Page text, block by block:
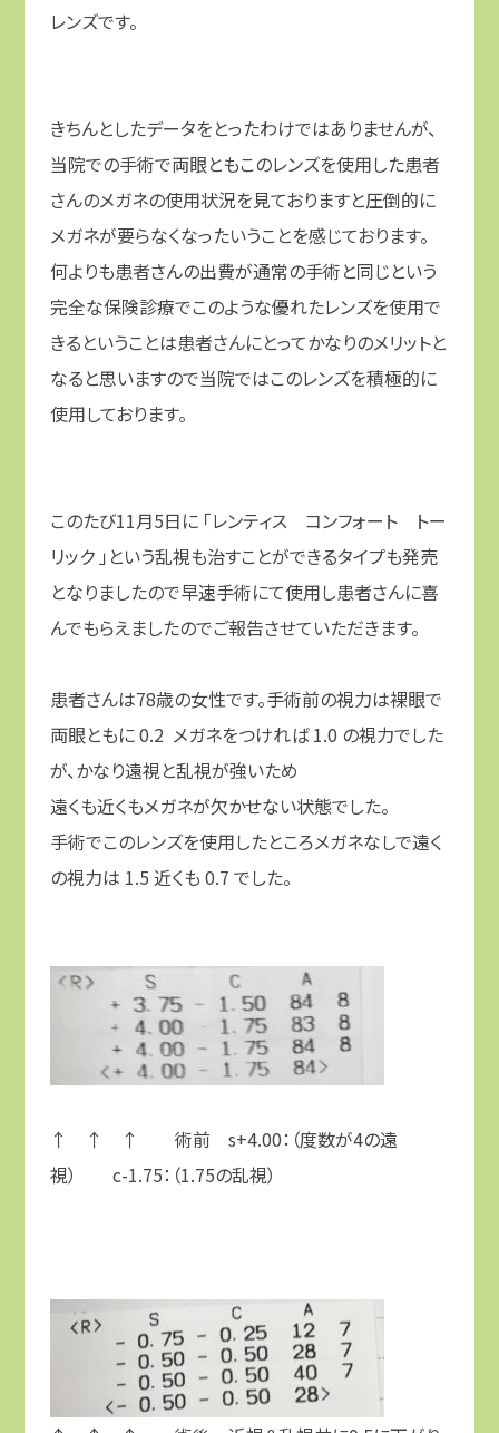
レンズです。
きちんとしたデータをとったわけではありませんが、
当院での手術で両眼ともこのレンズを使用した患者
さんのメガネの使用状況を見ておりますと圧倒的に
メガネが要らなくなったいうことを感じております。
何よりも患者さんの出費が通常の手術と同じという
完全な保険診療でこのような優れたレンズを使用で
きるということは患者さんにとってかなりのメリットと
なると思いますので当院ではこのレンズを積極的に
使用しております。
このたび11月5日に 「レンティス コンフォート トー
リック 」という乱視も治すことができるタイプも発売
となりましたので早速手術にて使用し患者さんに喜
んでもらえましたのでご報告させていただきます。
患者さんは78歳の女性です。手術前の視力は裸眼で
両眼ともに0.2 メガネをつければ1.0 の視力でした
が、かなり遠視と乱視が強いため
遠くも近くもメガネが欠かせない状態でした。
手術でこのレンズを使用したところメガネなしで遠く
の視力は 1.5 近くも 0.7 でした。
↑ ↑ ↑ 術前 s+4.00：（度数が4の遠
視） c-1.75：（1.75の乱視）